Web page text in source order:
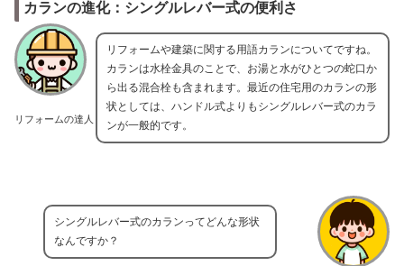
カランの進化：シングルレバー式の便利さ
リフォームの達人
リフォームや建築に関する用語カランについてですね。
カランは水栓金具のことで、お湯と水がひとつの蛇口か
ら出る混合栓も含まれます。最近の住宅用のカランの形
状としては、ハンドル式よりもシングルレバー式のカラ
ンが一般的です。
シングルレバー式のカランってどんな形状
なんですか？